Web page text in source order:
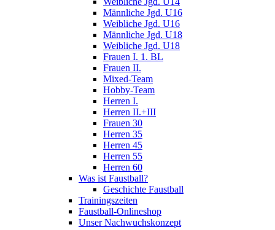
Männliche Jgd. U16
Weibliche Jgd. U16
Männliche Jgd. U18
Weibliche Jgd. U18
Frauen I. 1. BL
Frauen II.
Mixed-Team
Hobby-Team
Herren I.
Herren II.+III
Frauen 30
Herren 35
Herren 45
Herren 55
Herren 60
Was ist Faustball?
Geschichte Faustball
Trainingszeiten
Faustball-Onlineshop
Unser Nachwuchskonzept